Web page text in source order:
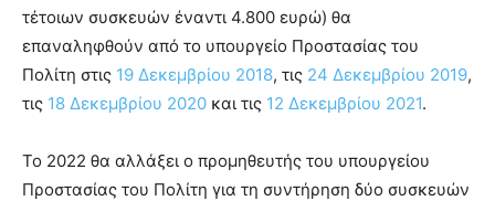
τέτοιων συσκευών έναντι 4.800 ευρώ) θα
επαναληφθούν από το υπουργείο Προστασίας του
Πολίτη στις 19 Δεκεμβρίου 2018, τις 24 Δεκεμβρίου 2019,
τις 18 Δεκεμβρίου 2020 και τις 12 Δεκεμβρίου 2021.
Το 2022 θα αλλάξει ο προμηθευτής του υπουργείου
Προστασίας του Πολίτη για τη συντήρηση δύο συσκευών